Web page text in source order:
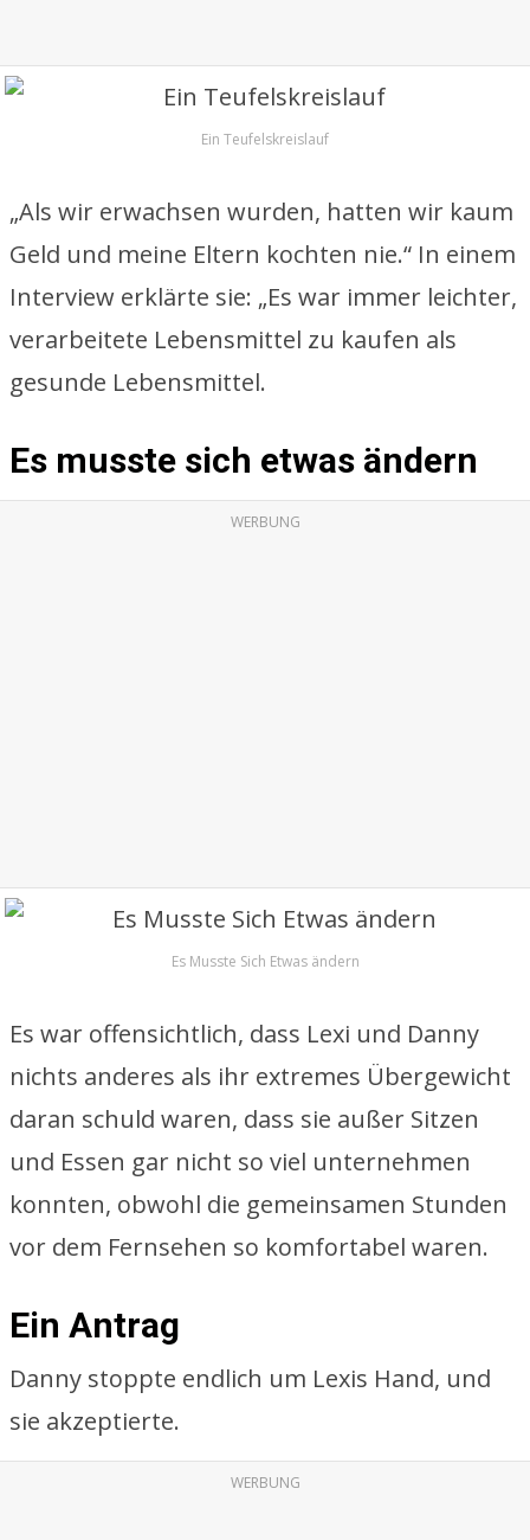
Ein Teufelskreislauf
„Als wir erwachsen wurden, hatten wir kaum
Geld und meine Eltern kochten nie.“ In einem
Interview erklärte sie: „Es war immer leichter,
verarbeitete Lebensmittel zu kaufen als
gesunde Lebensmittel.
Es musste sich etwas ändern
WERBUNG
Es Musste Sich Etwas ändern
Es war offensichtlich, dass Lexi und Danny
nichts anderes als ihr extremes Übergewicht
daran schuld waren, dass sie außer Sitzen
und Essen gar nicht so viel unternehmen
konnten, obwohl die gemeinsamen Stunden
vor dem Fernsehen so komfortabel waren.
Ein Antrag
Danny stoppte endlich um Lexis Hand, und
sie akzeptierte.
WERBUNG